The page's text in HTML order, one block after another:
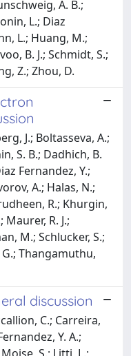
A. B.;
L.; Diaz
L.; Huang, M.;
B. J.; Schmidt, S.;
Z.; Zhou, D.
J.; Boltasseva, A.;
S. B.; Dadhich, B.
Fernandez, Y.;
A.; Halas, N.;
R.; Khurgin,
Maurer, R. J.;
M.; Schlucker, S.;
G.; Thangamuthu,
discussion
C.; Carreira,
Y. A.;
S.; Litti, L.;